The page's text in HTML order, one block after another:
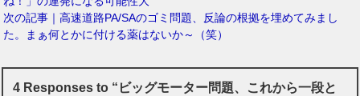
次の記事｜高速道路PA/SAのゴミ問題、反論の根拠を埋めてみまし
た。まぁ何とかに付ける薬はないか～（笑）
4 Responses to “ビッグモーター問題、これから一段と